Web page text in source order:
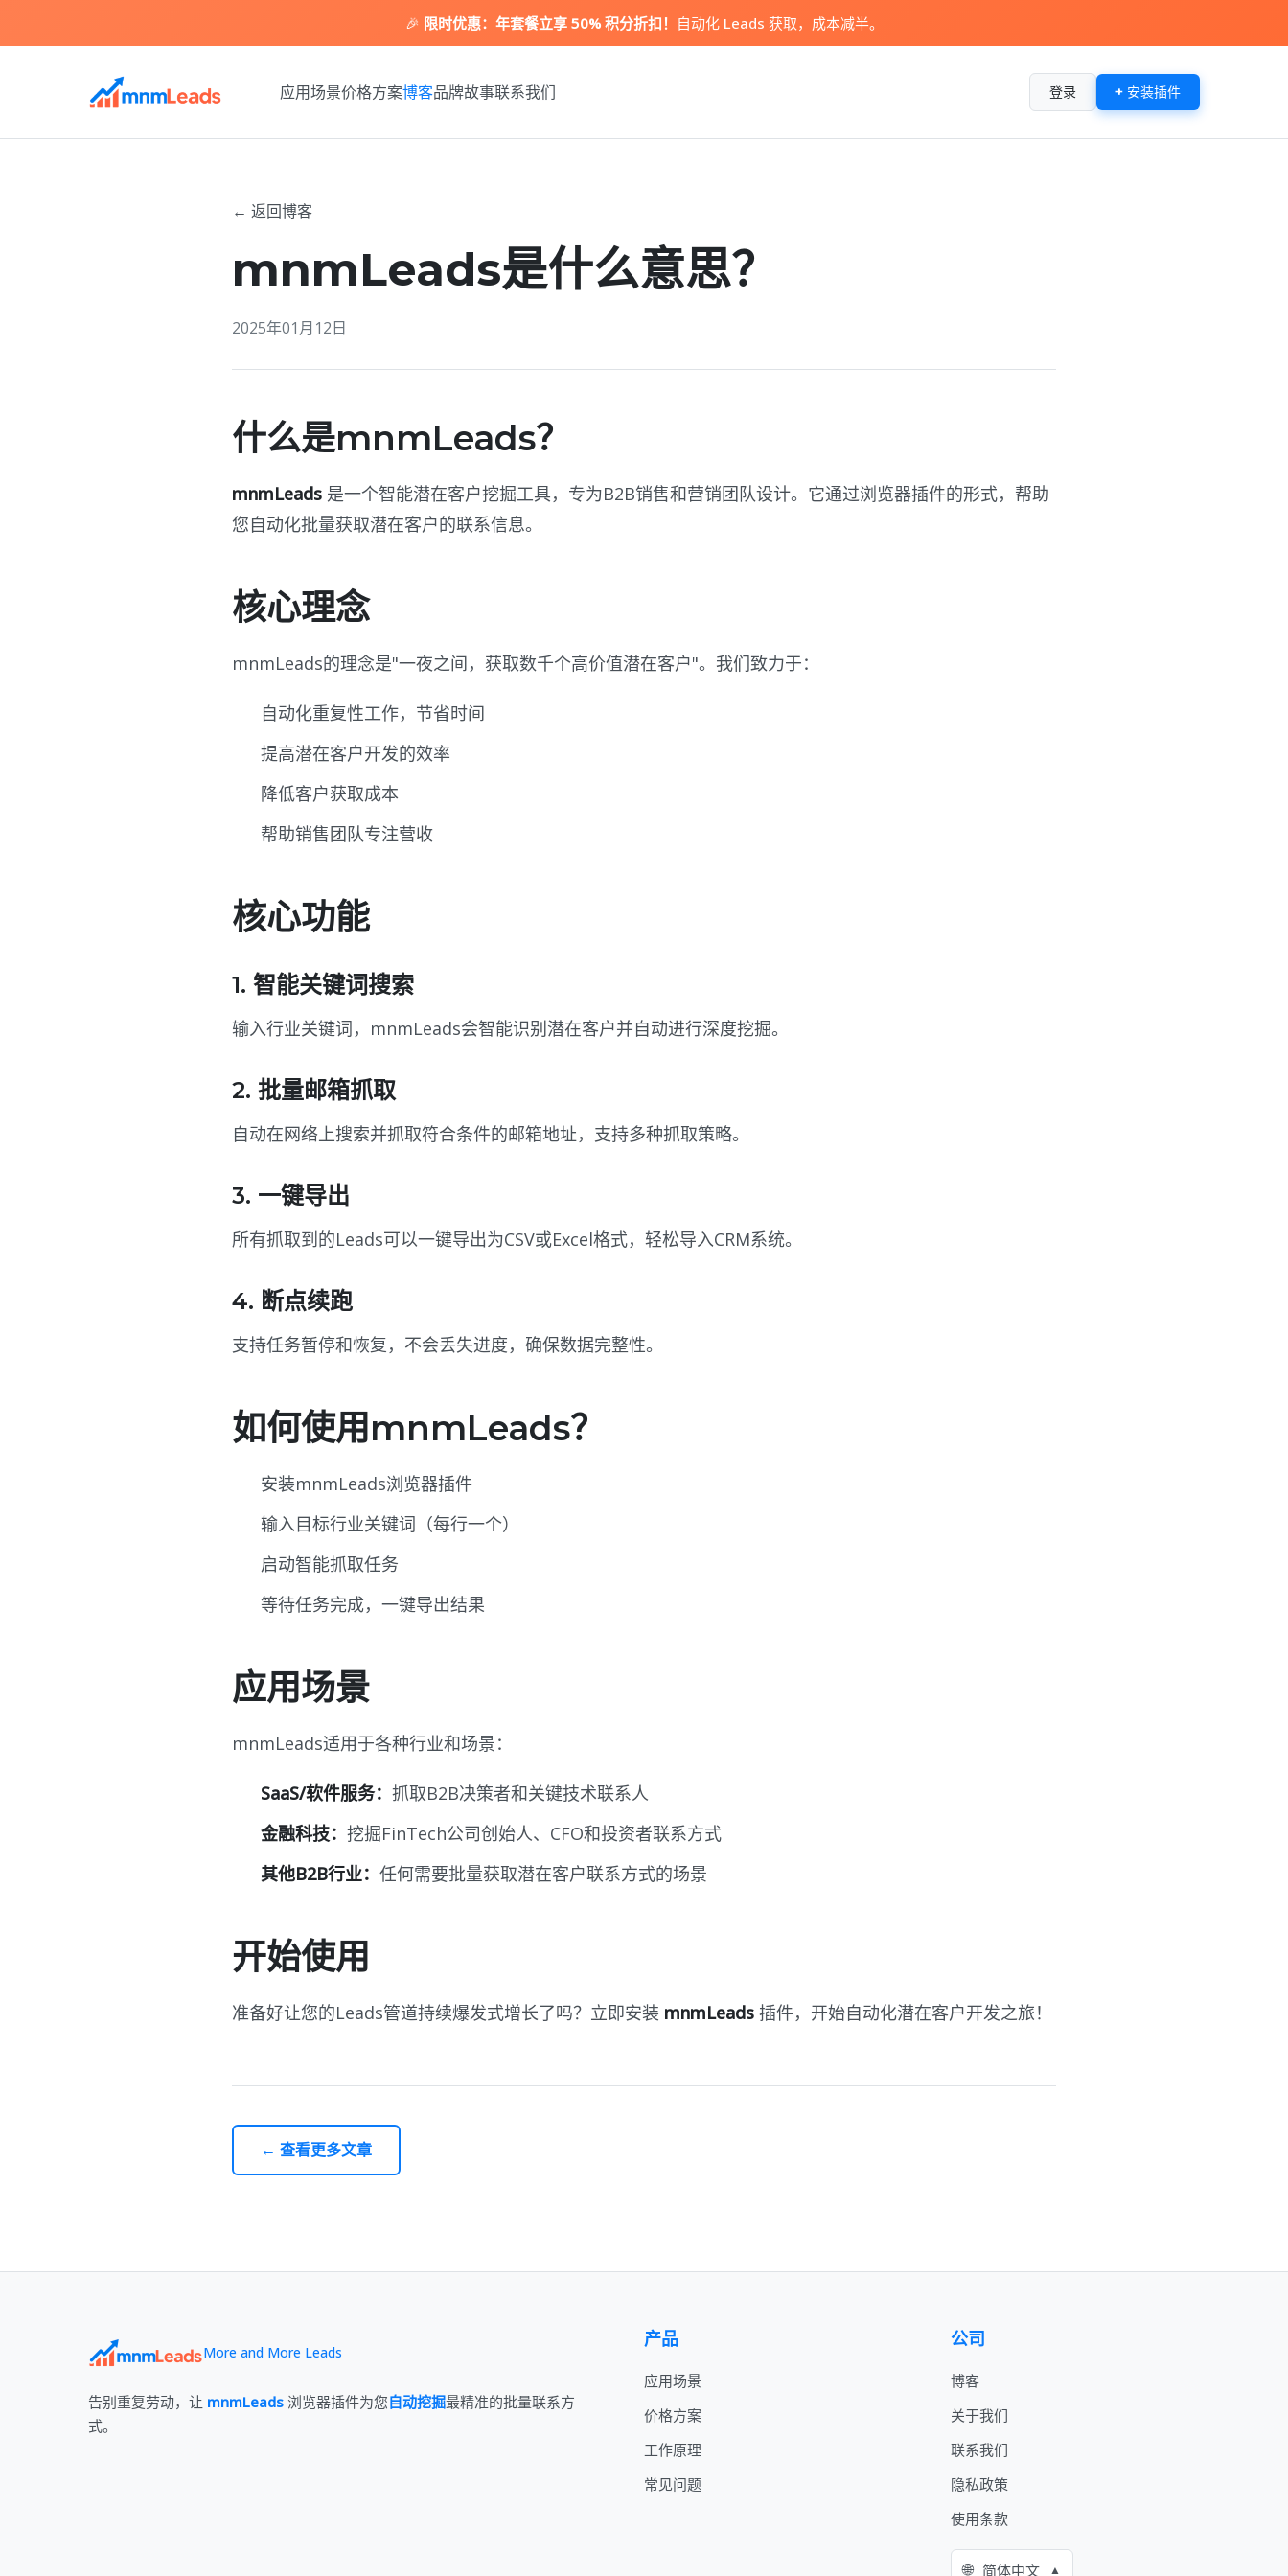
🎉 限时优惠： 年套餐立享 50% 积分折扣！ 自动化 Leads 获取，成本减半。
应用场景价格方案博客品牌故事联系我们 登录 + 安装插件
← 返回博客
mnmLeads是什么意思？
2025年01月12日
什么是mnmLeads？
mnmLeads 是一个智能潜在客户挖掘工具，专为B2B销售和营销团队设计。它通过浏览器插件的形式，帮助
您自动化批量获取潜在客户的联系信息。
核心理念
mnmLeads的理念是"一夜之间，获取数千个高价值潜在客户"。我们致力于：
自动化重复性工作，节省时间
提高潜在客户开发的效率
降低客户获取成本
帮助销售团队专注营收
核心功能
1. 智能关键词搜索
输入行业关键词，mnmLeads会智能识别潜在客户并自动进行深度挖掘。
2. 批量邮箱抓取
自动在网络上搜索并抓取符合条件的邮箱地址，支持多种抓取策略。
3. 一键导出
所有抓取到的Leads可以一键导出为CSV或Excel格式，轻松导入CRM系统。
4. 断点续跑
支持任务暂停和恢复，不会丢失进度，确保数据完整性。
如何使用mnmLeads？
安装mnmLeads浏览器插件
输入目标行业关键词（每行一个）
启动智能抓取任务
等待任务完成，一键导出结果
应用场景
mnmLeads适用于各种行业和场景：
SaaS/软件服务： 抓取B2B决策者和关键技术联系人
金融科技： 挖掘FinTech公司创始人、CFO和投资者联系方式
其他B2B行业： 任何需要批量获取潜在客户联系方式的场景
开始使用
准备好让您的Leads管道持续爆发式增长了吗？立即安装 mnmLeads 插件，开始自动化潜在客户开发之旅！
← 查看更多文章
More and More Leads
告别重复劳动，让 mnmLeads 浏览器插件为您自动挖掘最精准的批量联系方
式。
产品
应用场景
价格方案
工作原理
常见问题
公司
博客
关于我们
联系我们
隐私政策
使用条款
🌐 简体中文 ▲